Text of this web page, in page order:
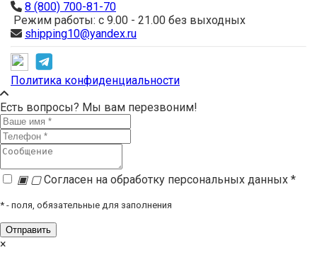
8 (800) 700-81-70
Режим работы: с 9.00 - 21.00 без выходных
shipping10@yandex.ru
Политика конфиденциальности
Есть вопросы? Мы вам перезвоним!
▣ ▢Согласен на обработку персональных данных *
* - поля, обязательные для заполнения
×